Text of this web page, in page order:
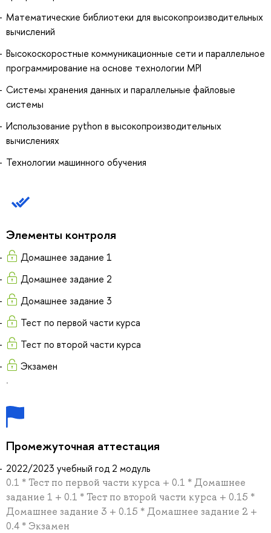
Математические библиотеки для высокопроизводительных
вычислений
Высокоскоростные коммуникационные сети и параллельное
программирование на основе технологии MPI
Системы хранения данных и параллельные файловые
системы
Использование python в высокопроизводительных
вычислениях
Технологии машинного обучения
Элементы контроля
Домашнее задание 1
Домашнее задание 2
Домашнее задание 3
Тест по первой части курса
Тест по второй части курса
Экзамен
.
Промежуточная аттестация
2022/2023 учебный год 2 модуль
0.1 * Тест по первой части курса + 0.1 * Домашнее
задание 1 + 0.1 * Тест по второй части курса + 0.15 *
Домашнее задание 3 + 0.15 * Домашнее задание 2 +
0.4 * Экзамен